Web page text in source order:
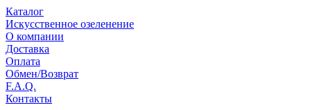
Каталог
Искусственное озеленение
О компании
Доставка
Оплата
Обмен/Возврат
F.A.Q.
Контакты